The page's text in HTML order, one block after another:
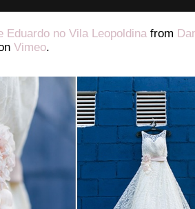
Eduardo no Vila Leopoldinafrom
Vimeo.